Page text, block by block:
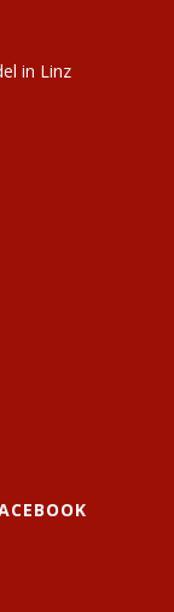
in Linz